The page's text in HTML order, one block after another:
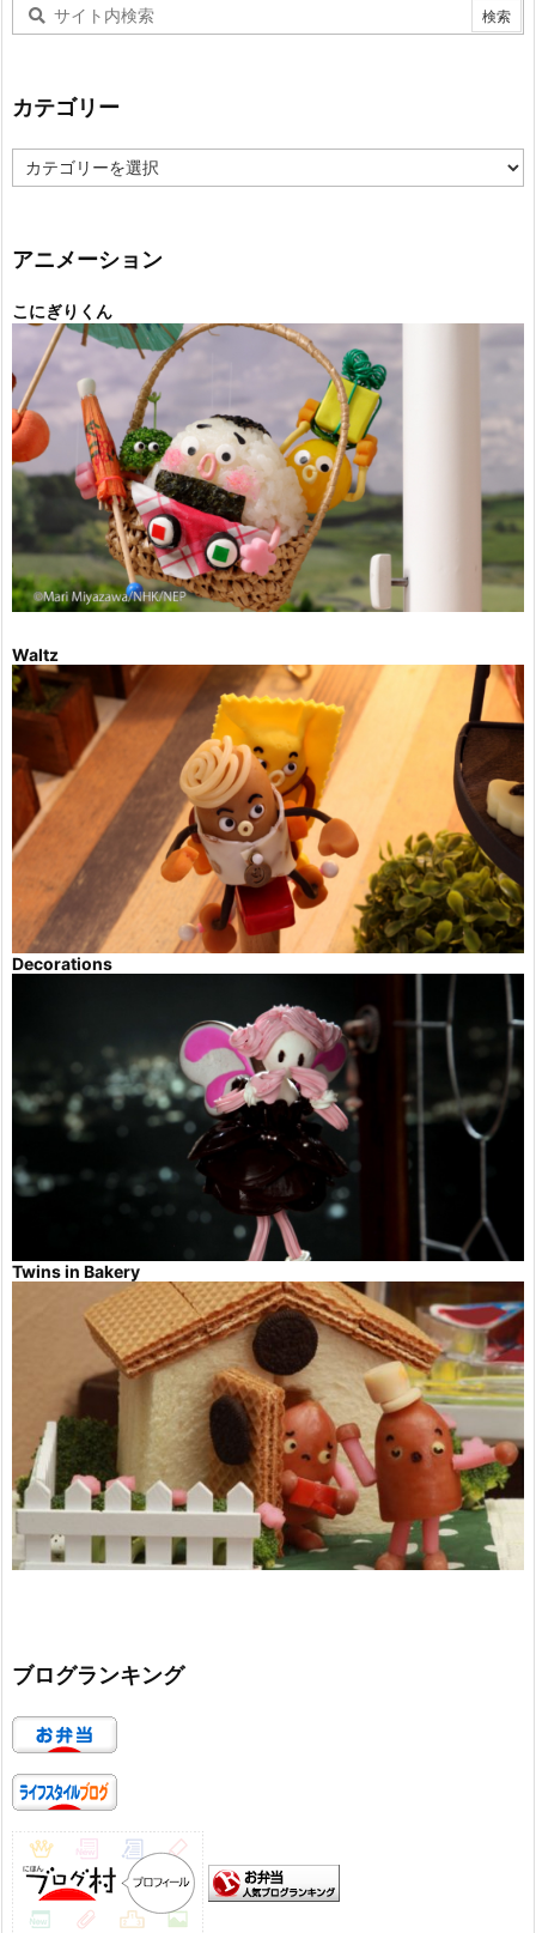
カテゴリー
テ
ー
アニメーション
こにぎりくん
Waltz
Decorations
Twins in Bakery
ブログランキング